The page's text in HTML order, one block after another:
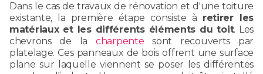
Dans le cas de travaux de rénovation et d'une toiture
existante, la première étape consiste à retirer les
matériaux et les différents éléments du toit. Les
chevrons de lacharpente sont recouverts par
platelage. Ces panneaux de bois offrent une surface
plane sur laquelle viennent se poser les différentes